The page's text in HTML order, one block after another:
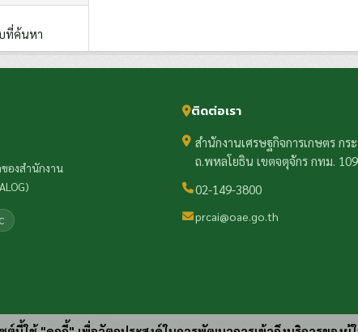
ที่ค้นหา
องสำนักงาน
ติดต่อเรา
สำนักงานเศรษฐกิจการเกษตร ก
ถ.พหลโยธิน เขตจตุจักร กทม.
02-149-3800
prcai@oae.go.th